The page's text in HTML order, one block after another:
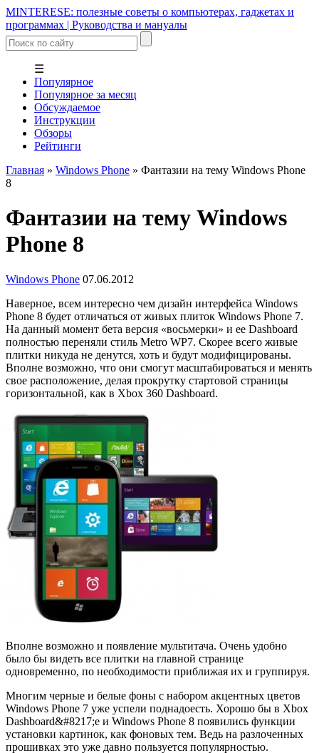
MINTERESE: полезные советы о компьютерах, гаджетах и
программах | Руководства и мануалы
☰
Популярное
Популярное за месяц
Обсуждаемое
Инструкции
Обзоры
Рейтинги
Главная » Windows Phone » Фантазии на тему Windows Phone
8
Фантазии на тему Windows
Phone 8
Windows Phone 07.06.2012
Наверное, всем интересно чем дизайн интерфейса Windows
Phone 8 будет отличаться от живых плиток Windows Phone 7.
На данный момент бета версия «восьмерки» и ее Dashboard
полностью переняли стиль Metro WP7. Скорее всего живые
плитки никуда не денутся, хоть и будут модифицированы.
Вполне возможно, что они смогут масштабироваться и менять
свое расположение, делая прокрутку стартовой страницы
горизонтальной, как в Xbox 360 Dashboard.
Вполне возможно и появление мультитача. Очень удобно
было бы видеть все плитки на главной странице
одновременно, по необходимости приближая их и группируя.
Многим черные и белые фоны с набором акцентных цветов
Windows Phone 7 уже успели поднадоесть. Хорошо бы в Xbox
Dashboard&#8217;e и Windows Phone 8 появились функции
установки картинок, как фоновых тем. Ведь на разлоченных
прошивках это уже давно пользуется популярностью.